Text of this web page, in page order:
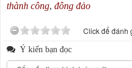
thành công, đông đảo
Click để đánh
Ý kiến bạn đọc